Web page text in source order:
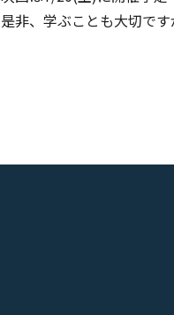
是非、学ぶことも大切で